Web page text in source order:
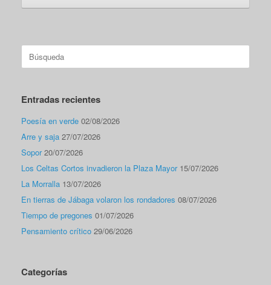
Buscar:
Entradas recientes
Poesía en verde 02/08/2026
Arre y saja 27/07/2026
Sopor 20/07/2026
Los Celtas Cortos invadieron la Plaza Mayor 15/07/2026
La Morralla 13/07/2026
En tierras de Jábaga volaron los rondadores 08/07/2026
Tiempo de pregones 01/07/2026
Pensamiento crítico 29/06/2026
Categorías